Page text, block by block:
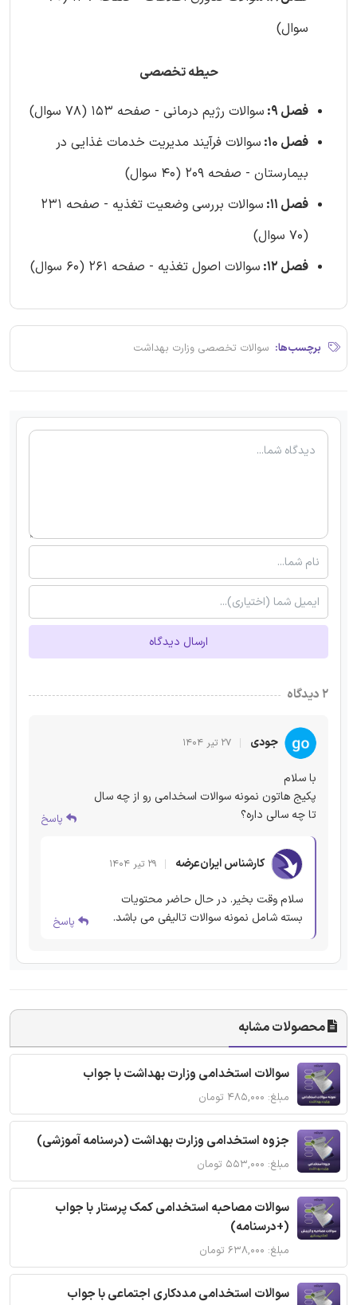
سوال)
حیطه تخصصی
فصل 9:
سوالات رژیم درمانی - صفحه 153 (78 سوال)
فصل 10:
سوالات فرآیند مدیریت خدمات غذایی در
بیمارستان - صفحه 209 (40 سوال)
فصل 11:
سوالات بررسی وضعیت تغذیه - صفحه 231
(70 سوال)
فصل 12:
سوالات اصول تغذیه - صفحه 261 (60 سوال)
برچسب‌ها: سوالات تخصصی وزارت بهداشت
ارسال دیدگاه
۲ دیدگاه
جودی ۲۷ تیر ۱۴۰۴
با سلام
پکیج هاتون نمونه سوالات اسخدامی رو از چه سال
تا چه سالی داره؟
پاسخ
کارشناس ایران‌عرضه ۲۹ تیر ۱۴۰۴
سلام وقت بخیر. در حال حاضر محتویات
بسته شامل نمونه سوالات تالیفی می باشد.
پاسخ
محصولات مشابه
سوالات استخدامی وزارت بهداشت با جواب
مبلغ: ۴۸۵,۰۰۰ تومان
جزوه استخدامی وزارت بهداشت (درسنامه آموزشی)
مبلغ: ۵۵۳,۰۰۰ تومان
سوالات مصاحبه استخدامی کمک پرستار با جواب
(+درسنامه)
مبلغ: ۶۳۸,۰۰۰ تومان
سوالات استخدامی مددکاری اجتماعی با جواب